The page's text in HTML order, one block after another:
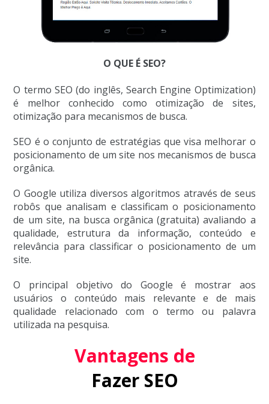
O QUE É SEO?
O termo SEO (do inglês, Search Engine Optimization)
é melhor conhecido como otimização de sites,
otimização para mecanismos de busca.
SEO é o conjunto de estratégias que visa melhorar o
posicionamento de um site nos mecanismos de busca
orgânica.
O Google utiliza diversos algoritmos através de seus
robôs que analisam e classificam o posicionamento
de um site, na busca orgânica (gratuita) avaliando a
qualidade, estrutura da informação, conteúdo e
relevância para classificar o posicionamento de um
site.
O principal objetivo do Google é mostrar aos
usuários o conteúdo mais relevante e de mais
qualidade relacionado com o termo ou palavra
utilizada na pesquisa.
Vantagens de
Fazer SEO